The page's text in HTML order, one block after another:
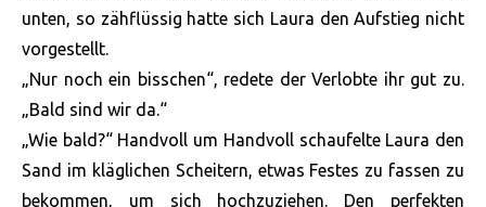
unten, so zähflüssig hatte sich Laura den Aufstieg nicht
vorgestellt.
„Nur noch ein bisschen“, redete der Verlobte ihr gut zu.
„Bald sind wir da.“
„Wie bald?“ Handvoll um Handvoll schaufelte Laura den
Sand im kläglichen Scheitern, etwas Festes zu fassen zu
bekommen, um sich hochzuziehen. Den perfekten